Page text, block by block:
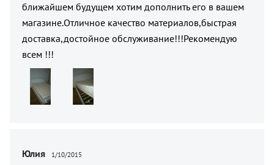
ближайшем будущем хотим дополнить его в вашем
магазине.Отличное качество материалов,быстрая
доставка,достойное обслуживание!!!Рекомендую
всем !!!
Юлия 1/10/2015